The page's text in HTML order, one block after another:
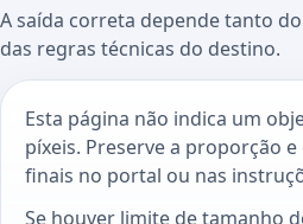
A saída correta depende tanto
das regras técnicas do destino.
Esta página não indica um
píxeis. Preserve a proporção
finais no portal ou nas
Se houver limite de tamanho